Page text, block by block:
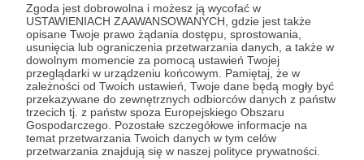
Zgoda jest dobrowolna i możesz ją wycofać w
USTAWIENIACH ZAAWANSOWANYCH, gdzie jest także
opisane Twoje prawo żądania dostępu, sprostowania,
usunięcia lub ograniczenia przetwarzania danych, a także w
dowolnym momencie za pomocą ustawień Twojej
przeglądarki w urządzeniu końcowym. Pamiętaj, że w
zależności od Twoich ustawień, Twoje dane będą mogły być
przekazywane do zewnętrznych odbiorców danych z państw
trzecich tj. z państw spoza Europejskiego Obszaru
Gospodarczego. Pozostałe szczegółowe informacje na
temat przetwarzania Twoich danych w tym celów
przetwarzania znajdują się w naszej polityce prywatności.
Polish Masters of Art
Zobacz profil autora